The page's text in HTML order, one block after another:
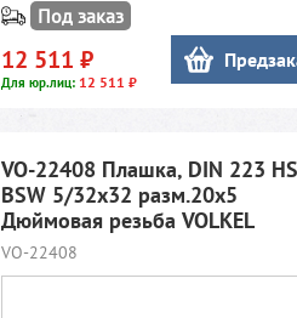
Под заказ
12 511 ₽
Для юр.лиц: 12 511 ₽
VO-22408 Плашка, DIN 223
BSW 5/32x32 разм.20х5
Дюймовая резьба VOLKEL
VO-22408